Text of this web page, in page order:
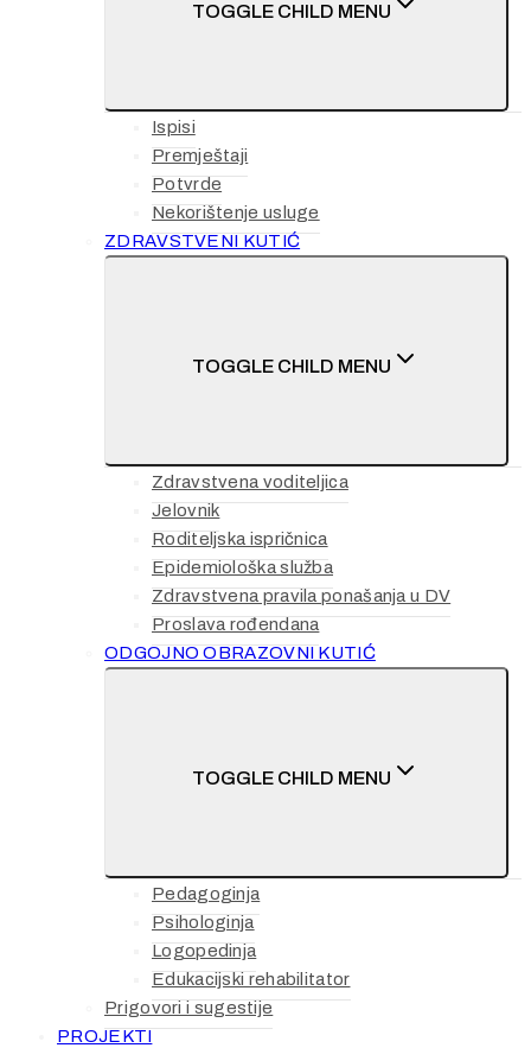
TOGGLE CHILD MENU
Ispisi
Premještaji
Potvrde
Nekorištenje usluge
ZDRAVSTVENI KUTIĆ
TOGGLE CHILD MENU
Zdravstvena voditeljica
Jelovnik
Roditeljska ispričnica
Epidemiološka služba
Zdravstvena pravila ponašanja u DV
Proslava rođendana
ODGOJNO OBRAZOVNI KUTIĆ
TOGGLE CHILD MENU
Pedagoginja
Psihologinja
Logopedinja
Edukacijski rehabilitator
Prigovori i sugestije
PROJEKTI